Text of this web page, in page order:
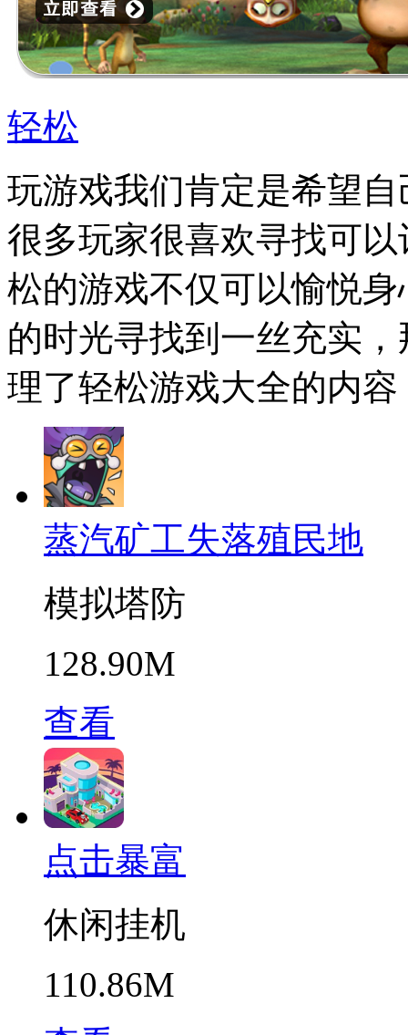
轻松
玩游戏我们肯定是希望
很多玩家很喜欢寻找可
松的游戏不仅可以愉悦
的时光寻找到一丝充实
理了轻松游戏大全的内
蒸汽矿工失落殖民地
模拟塔防
128.90M
查看
点击暴富
休闲挂机
110.86M